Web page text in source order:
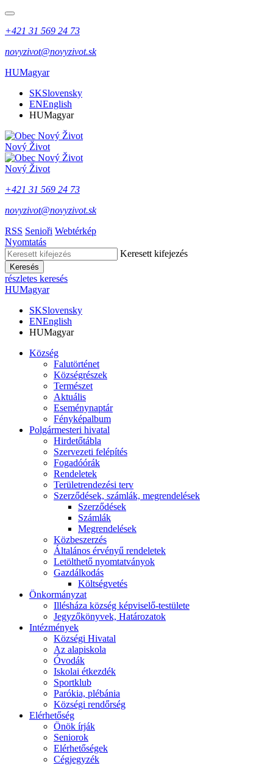
+421 31 569 24 73
novyzivot@novyzivot.sk
HUMagyar
SKSlovensky
ENEnglish
HUMagyar
Nový Život
Nový Život
+421 31 569 24 73
novyzivot@novyzivot.sk
RSS Senioři Webtérkép
Nyomtatás
Keresett kifejezés
Keresés
részletes keresés
HUMagyar
SKSlovensky
ENEnglish
HUMagyar
Község
Falutörténet
Községrészek
Természet
Aktuális
Eseménynaptár
Fényképalbum
Polgármesteri hivatal
Hirdetőtábla
Szervezeti felépítés
Fogadóórák
Rendeletek
Területrendezési terv
Szerződések, számlák, megrendelések
Szerződések
Számlák
Megrendelések
Közbeszerzés
Általános érvényű rendeletek
Letölthető nyomtatványok
Gazdálkodás
Költségvetés
Önkormányzat
Illésháza község képviselő-testülete
Jegyzőkönyvek, Határozatok
Intézmények
Községi Hivatal
Az alapiskola
Óvodák
Iskolai étkezdék
Sportklub
Parókia, plébánia
Községi rendőrség
Elérhetőség
Önök írják
Seniorok
Elérhetőségek
Cégjegyzék